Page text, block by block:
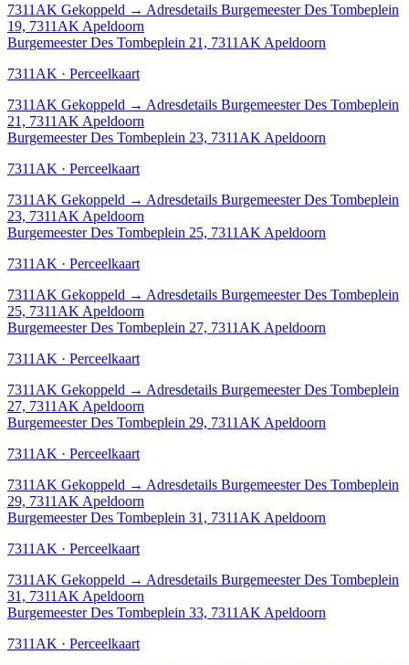
7311AK Gekoppeld → Adresdetails Burgemeester Des Tombeplein
19, 7311AK Apeldoorn
Burgemeester Des Tombeplein 21, 7311AK Apeldoorn
7311AK · Perceelkaart
7311AK Gekoppeld → Adresdetails Burgemeester Des Tombeplein
21, 7311AK Apeldoorn
Burgemeester Des Tombeplein 23, 7311AK Apeldoorn
7311AK · Perceelkaart
7311AK Gekoppeld → Adresdetails Burgemeester Des Tombeplein
23, 7311AK Apeldoorn
Burgemeester Des Tombeplein 25, 7311AK Apeldoorn
7311AK · Perceelkaart
7311AK Gekoppeld → Adresdetails Burgemeester Des Tombeplein
25, 7311AK Apeldoorn
Burgemeester Des Tombeplein 27, 7311AK Apeldoorn
7311AK · Perceelkaart
7311AK Gekoppeld → Adresdetails Burgemeester Des Tombeplein
27, 7311AK Apeldoorn
Burgemeester Des Tombeplein 29, 7311AK Apeldoorn
7311AK · Perceelkaart
7311AK Gekoppeld → Adresdetails Burgemeester Des Tombeplein
29, 7311AK Apeldoorn
Burgemeester Des Tombeplein 31, 7311AK Apeldoorn
7311AK · Perceelkaart
7311AK Gekoppeld → Adresdetails Burgemeester Des Tombeplein
31, 7311AK Apeldoorn
Burgemeester Des Tombeplein 33, 7311AK Apeldoorn
7311AK · Perceelkaart